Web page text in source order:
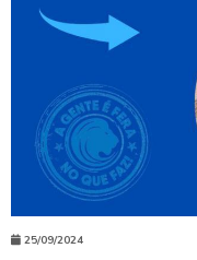
25/09/2024